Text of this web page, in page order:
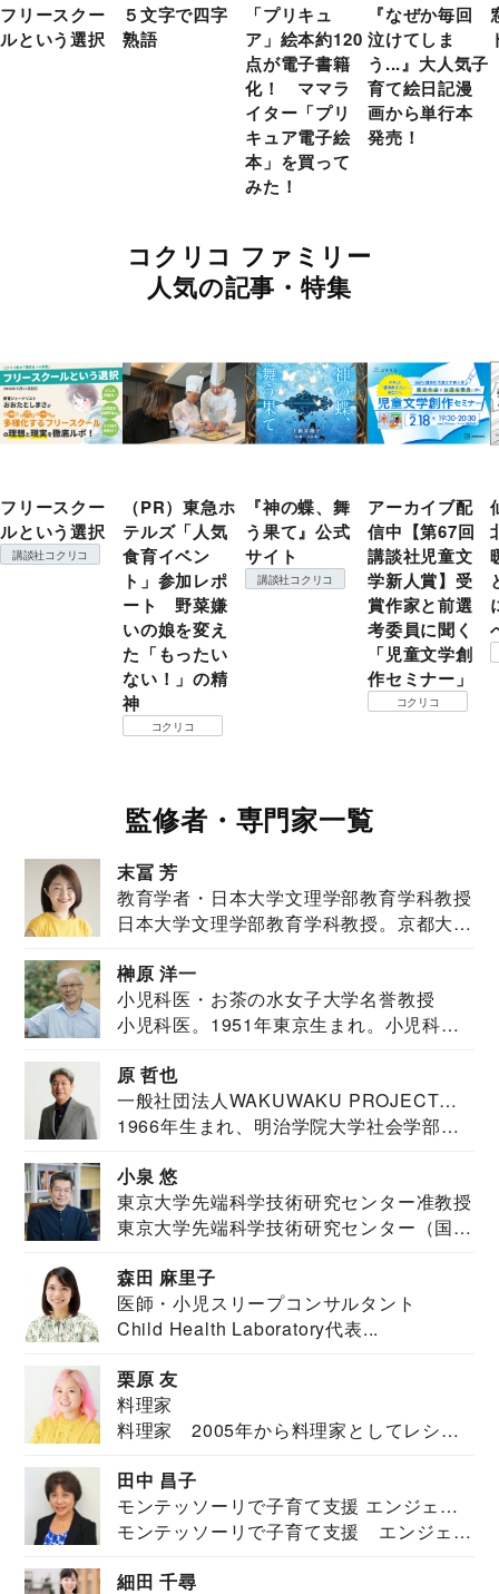
フリースクー
ルという選択
５文字で四字
熟語
「プリキュ
ア」絵本約120
点が電子書籍
化！ ママラ
イター「プリ
キュア電子絵
本」を買って
みた！
『なぜか毎回
泣けてしま
う...』大人気子
育て絵日記漫
画から単行本
発売！
コクリコ ファミリー
人気の記事・特集
フリースクー
ルという選択
講談社コクリコ
（PR）東急ホ
テルズ「人気
食育イベン
ト」参加レポ
ート 野菜嫌
いの娘を変え
た「もったい
ない！」の精
神
コクリコ
『神の蝶、舞
う果て』公式
サイト
講談社コクリコ
アーカイブ配
信中【第67回
講談社児童文
学新人賞】受
賞作家と前選
考委員に聞く
「児童文学創
作セミナー」
コクリコ
監修者・専門家一覧
末冨 芳
教育学者・日本大学文理学部教育学科教授
日本大学文理学部教育学科教授。京都大学
榊原 洋一
小児科医・お茶の水女子大学名誉教授
小児科医。1951年東京生まれ。小児科
原 哲也
一般社団法人WAKUWAKU PROJECT
JAPAN代表・言語聴覚士・社会福祉士
1966年生まれ、明治学院大学社会学部福
小泉 悠
東京大学先端科学技術研究センター准教授
東京大学先端科学技術研究センター（国際
森田 麻里子
医師・小児スリープコンサルタント
Child Health Laboratory代表...
栗原 友
料理家
料理家 2005年から料理家としてレシピ
田中 昌子
モンテッソーリで子育て支援 エンジェル
ズハウス研究所所長
モンテッソーリで子育て支援 エンジェル
細田 千尋